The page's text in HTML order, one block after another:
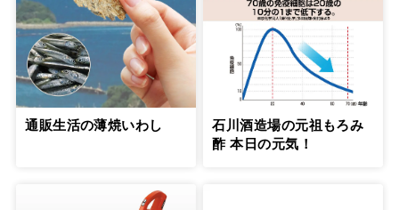
通販生活の薄焼いわし
石川酒造場の元祖もろみ
酢 本日の元気！